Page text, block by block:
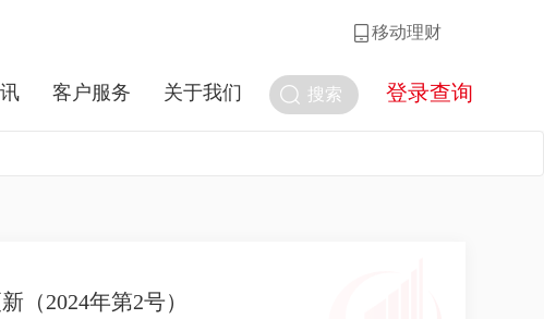
移动理财
搜索 登录查询
客户服务 关于我们
（2024年第2号）